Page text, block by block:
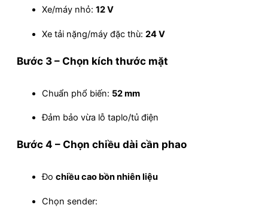
Xe/máy nhỏ: 12 V
Xe tải nặng/máy đặc thù: 24 V
Bước 3 – Chọn kích thước mặt
Chuẩn phổ biến: 52 mm
Đảm bảo vừa lỗ taplo/tủ điện
Bước 4 – Chọn chiều dài cần phao
Đo chiều cao bồn nhiên liệu
Chọn sender: